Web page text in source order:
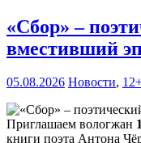
«Сбор» –
вместивший
05.08.2026 Новости,
Приглашаем вологжан
книги поэта Антона